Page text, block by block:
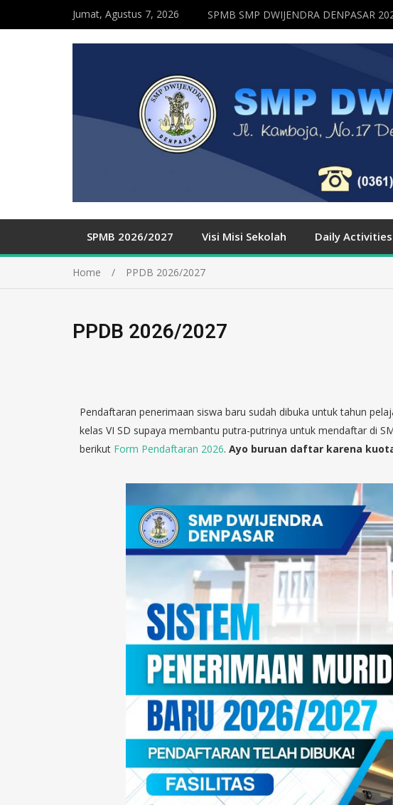
Jumat, Agustus 7, 2026 SPMB SMP DWIJENDRA DENPASAR
SPMB 2026/2027 Visi Misi Sekolah Daily Activities
Home PPDB 2026/2027
PPDB 2026/2027
Pendaftaran penerimaan siswa baru sudah dibuka untuk tahun
kelas VI SD supaya membantu putra-putrinya untuk mendaftar di
berikut Form Pendaftaran 2026. Ayo buruan daftar karena